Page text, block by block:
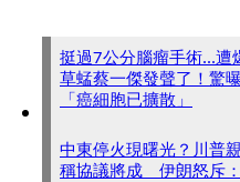
挺過7公分腦瘤手術...
草蜢蔡一傑發聲了！驚
「癌細胞已擴散」
中東停火現曙光？川普
稱協議將成 伊朗怒斥